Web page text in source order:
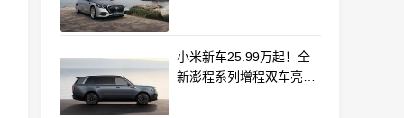
小米新车25.99万起！全
新澎程系列增程双车亮相